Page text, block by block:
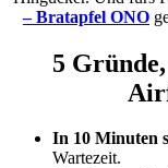
– Bratapfel ONO
5
In 10 Minuten
Wartezeit.